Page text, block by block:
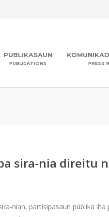
PUBLIKASAUN
PUBLICATIONS PRESS
sira-nia direitu
nian, partisipasaun públika